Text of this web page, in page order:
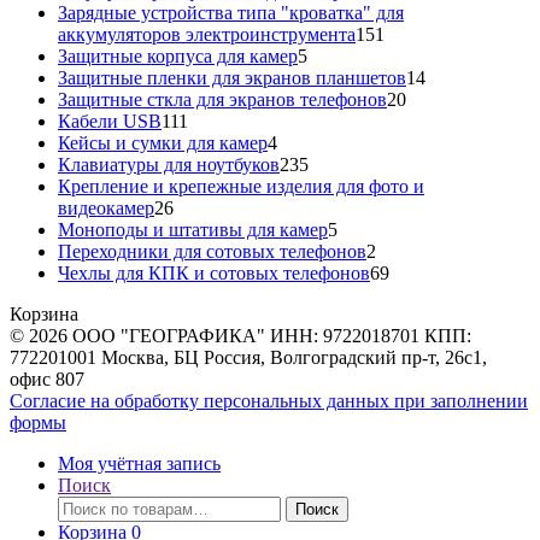
товара
Зарядные устройства типа "кроватка" для
аккумуляторов электроинструмента151
Защитные корпуса для камер55
товаров
Защитные пленки для экранов планшетов1414
Защитные сткла для экранов телефонов2020
Кабели USB111
товаров
Кейсы и сумки для камер44
товара
Клавиатуры для ноутбуков235235
товаров
Крепление и крепежные изделия для фото и
видеокамер2626
товаров
Моноподы и штативы для камер55
товаров
Переходники для сотовых телефонов2
товара
Чехлы для КПК и сотовых телефонов6969
Корзина
© 2026 ООО "ГЕОГРАФИКА" ИНН: 9722018701 КПП:
772201001 Москва, БЦ Россия, Волгоградский пр-т, 26с1,
офис 807
Согласие на обработку персональных данных при заполнении
формы
Моя учётная запись
Поиск
Искать:
Поиск
Корзина 0